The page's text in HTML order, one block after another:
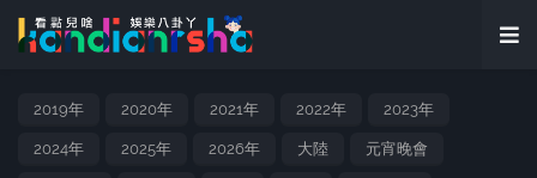
2019年 2020年 2021年 2022年 2023年
2024年 2025年 2026年 大陸 元宵晚會